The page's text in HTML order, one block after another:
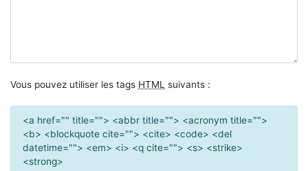
Vous pouvez utiliser les tags HTML suivants :
<a href="" title=""> <abbr title=""> <acronym title="">
<b> <blockquote cite=""> <cite> <code> <del
datetime=""> <em> <i> <q cite=""> <s> <strike>
<strong>